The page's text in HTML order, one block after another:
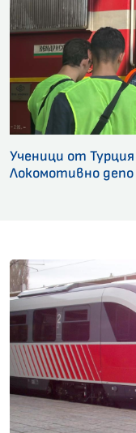
Ученици от
Локомотивно депо